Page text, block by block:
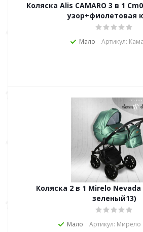
Коляска Alis CAMARO 3 в 1
узор+фиолетовая
Мало Артикул:
Коляска 2 в 1 Mirelo
зеленый13)
Мало Артикул: Мирело